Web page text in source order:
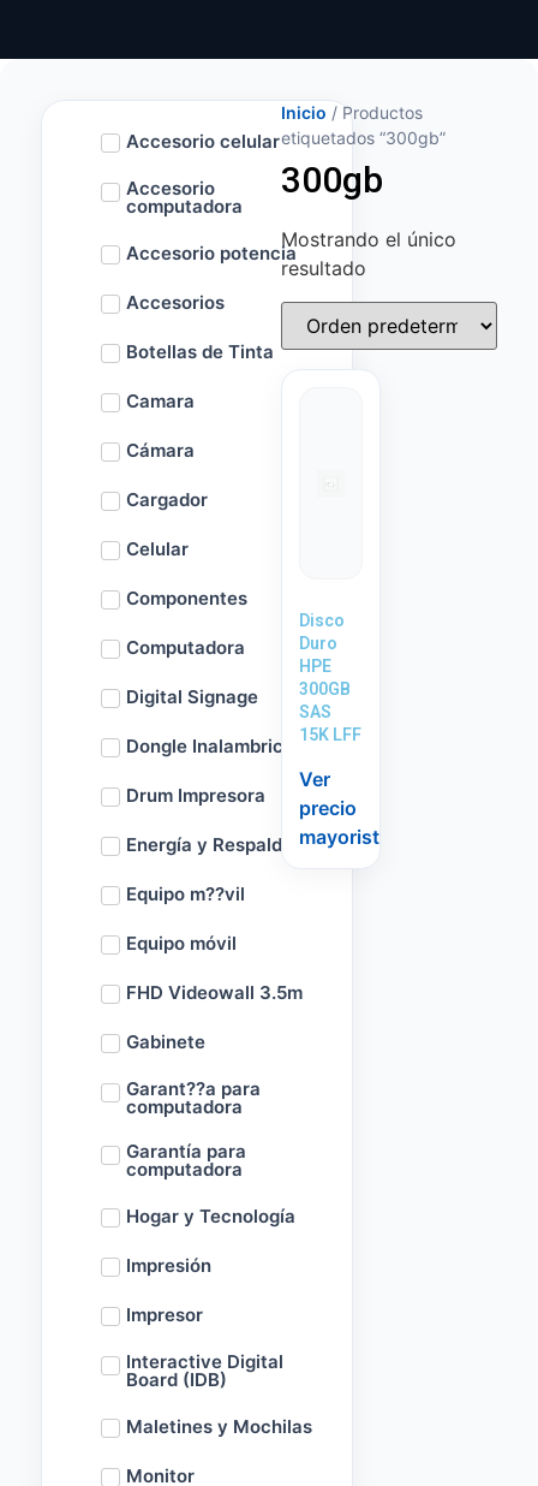
Accesorio celular
Accesorio
computadora
Accesorio potencia
Accesorios
Botellas de Tinta
Camara
Cámara
Cargador
Celular
Componentes
Computadora
Digital Signage
Dongle Inalambrico
Drum Impresora
Energía y Respaldo
Equipo m??vil
Equipo móvil
FHD Videowall 3.5m
Gabinete
Garant??a para
computadora
Garantía para
computadora
Hogar y Tecnología
Impresión
Impresor
Interactive Digital
Board (IDB)
Maletines y Mochilas
Monitor
Inicio / Productos
etiquetados “300gb”
300gb
Mostrando el único
resultado
Disco
Duro
HPE
300GB
SAS
15K LFF
Ver
precio
mayorista